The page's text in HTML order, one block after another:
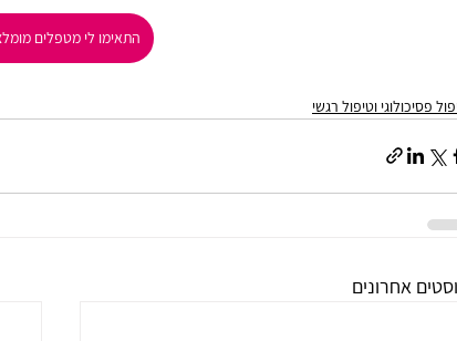
התאימו לי מטפלים
פסיכולוגי וטיפול רגשי
אחרונים